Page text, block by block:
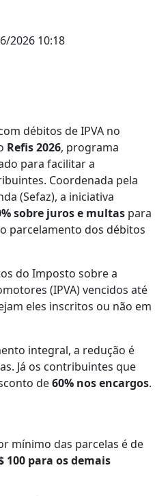
2026 10:18
débitos de IPVA no
Refis 2026, programa
para facilitar a
Coordenada pela
(Sefaz), a iniciativa
sobre juros e multas para
parcelamento dos débitos
do Imposto sobre a
(IPVA) vencidos até
eles inscritos ou não em
integral, a redução é
Já os contribuintes que
de60% nos encargos.
mínimo das parcelas é de
100 para os demais